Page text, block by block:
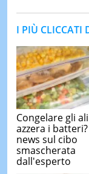
I PIÙ CLICCATI
Congelare gli
azzera i
news sul cibo
smascherata
dall'esperto